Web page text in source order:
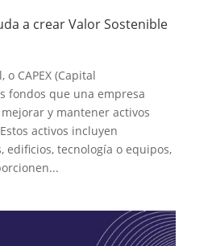
a crear Valor Sostenible
o CAPEX (Capital
fondos que una empresa
y mantener activos
activos incluyen
edificios, tecnología o equipos,